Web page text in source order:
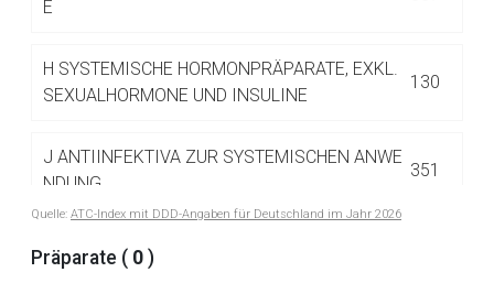
E
H SYSTEMISCHE HORMONPRÄPARATE, EXKL.
SEXUALHORMONE UND INSULINE
130
J ANTIINFEKTIVA ZUR SYSTEMISCHEN ANWE
NDUNG
351
ANTINEOPLASTISCHE UND IMMUNMODULIE
RENDE MITTEL
Quelle: ATC-Index mit DDD-Angaben für Deutschland im Jahr 2026
Präparate ( 0 )